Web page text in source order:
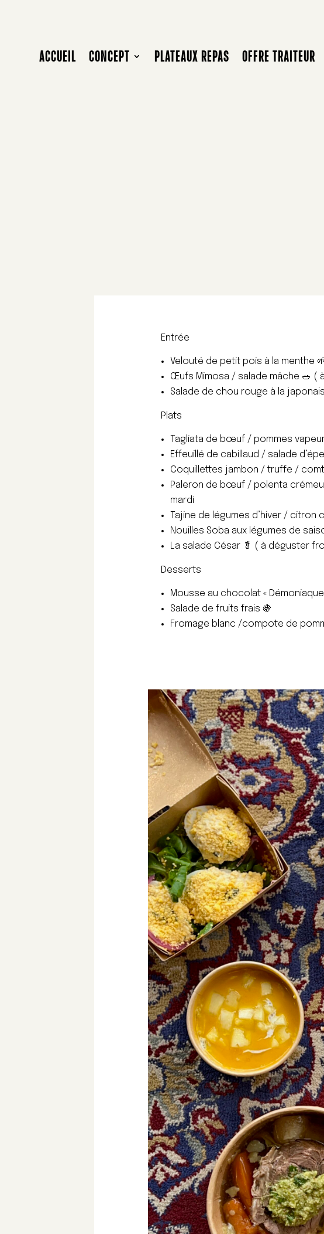
ACCUEIL CONCEPT PLATEAUX REPAS OFFRE TRAITEUR
Entrée
Velouté de petit pois à la menthe
Œufs Mimosa / salade mâche 🥗 (
Salade de chou rouge à la
Plats
Tagliata de bœuf / pommes
Effeuillé de cabillaud / salade
Coquillettes jambon / truffe /
Paleron de bœuf / polenta
mardi
Tajine de légumes d’hiver /
Nouilles Soba aux légumes de
La salade César 🥬 ( à déguster
Desserts
Mousse au chocolat «
Salade de fruits frais 🍇
Fromage blanc /compote de